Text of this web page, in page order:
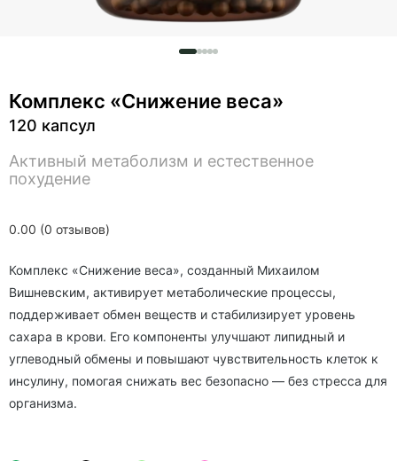
0.00 (0 отзывов)
Комплекс «Снижение веса»
120 капсул
Активный метаболизм и естественное
похудение
Комплекс «Снижение веса», созданный Михаилом
Вишневским, активирует метаболические процессы,
поддерживает обмен веществ и стабилизирует уровень
сахара в крови. Его компоненты улучшают липидный и
углеводный обмены и повышают чувствительность клеток к
инсулину, помогая снижать вес безопасно — без стресса для
организма.